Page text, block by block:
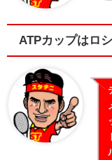
ATPカップはロ